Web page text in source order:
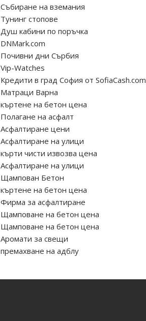
Събиране на вземания
Тунинг стопове
Душ кабини по поръчка
DNMark.com
Почивни дни Сърбия
Vip-Watches
Кредити в град София от SofiaCash.com
Матраци Варна
къртене на бетон цена
Полагане на асфалт
Асфалтиране цени
Асфалтиране на улици
кърти чисти извозва цена
Асфалтиране на улици
Щампован Бетон
къртене на бетон цена
Фирма за асфалтиране
Щамповане на бетон цена
Щамповане на бетон цена
Аромати за свещи
премахване на адблу